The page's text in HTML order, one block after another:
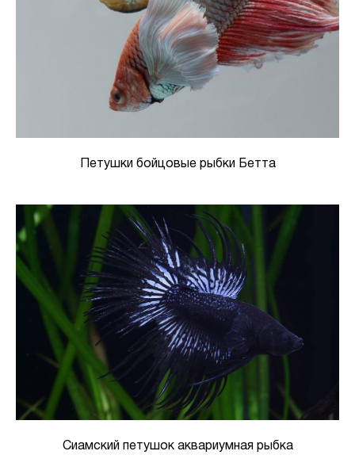
Петушки бойцовые рыбки Бетта
Сиамский петушок аквариумная рыбка